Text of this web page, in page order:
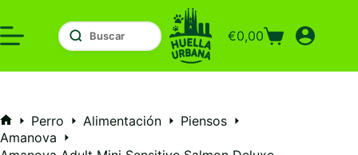
al
contenido
Carro
compra
€0,00
Inicio
Perro Alimentación
Piensos
Amanova